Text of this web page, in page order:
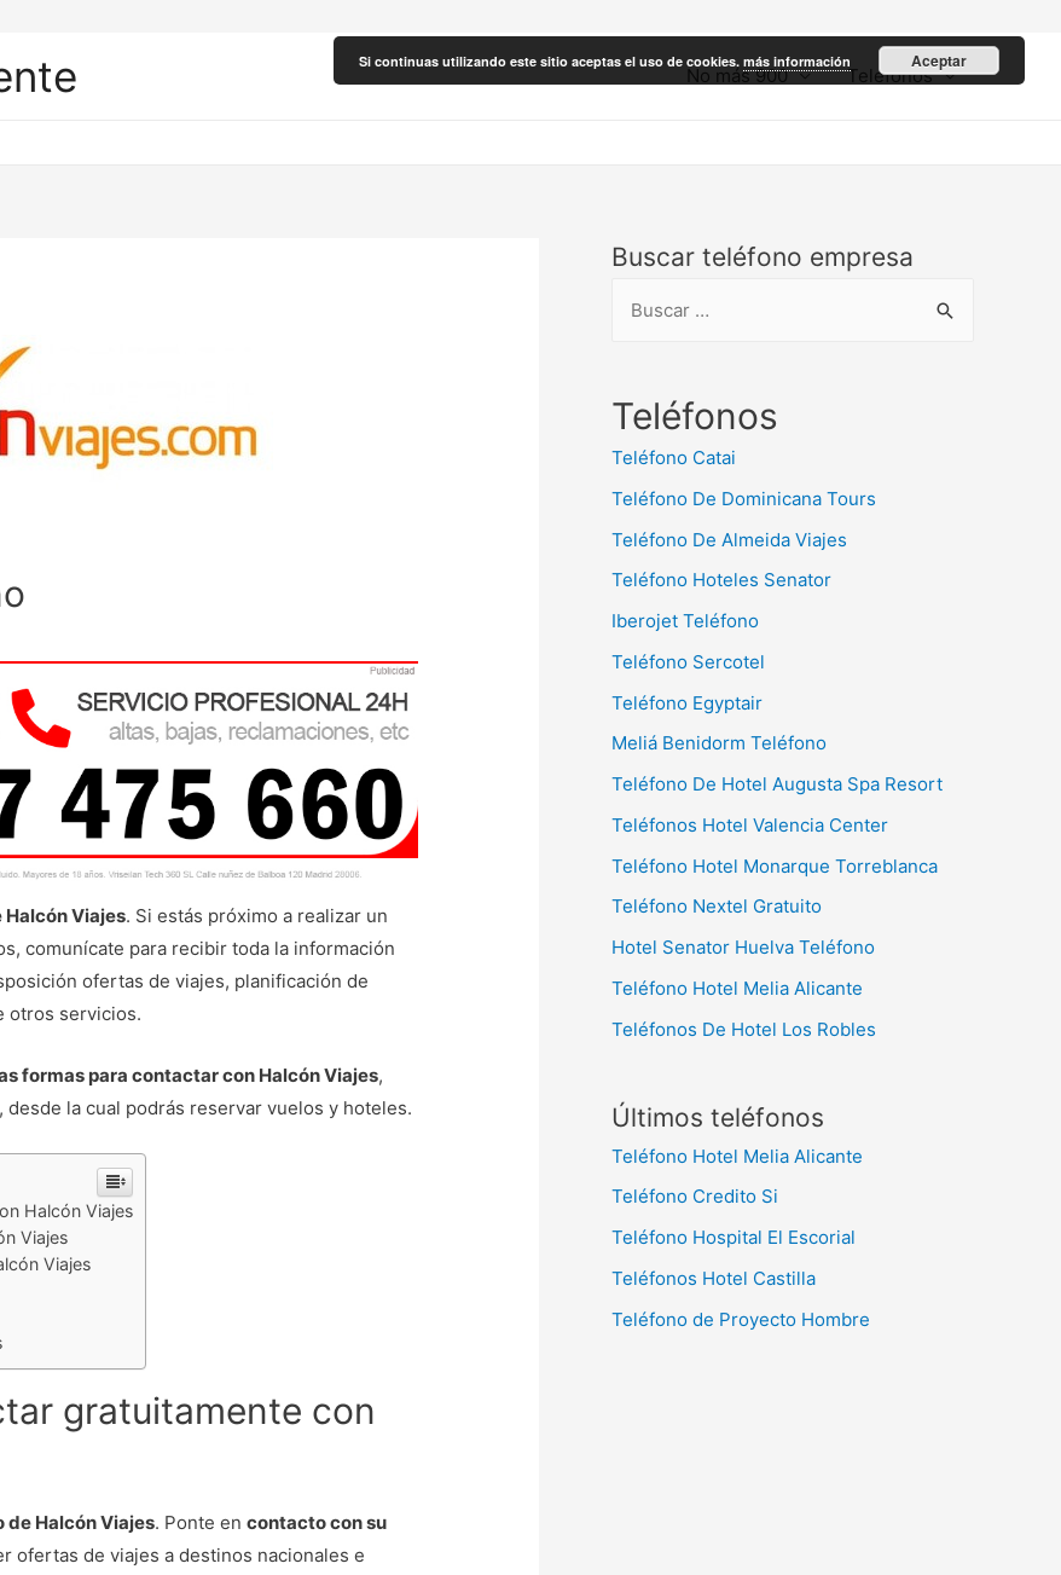
No más 900 Teléfonos
Viajes. Si estás próximo a realizar un
comunícate para recibir toda la información
ofertas de viajes, planificación de
otros servicios.
formas para contactar con Halcón Viajes,
la cual podrás reservar vuelos y hoteles.
Halcón Viajes
Viajes
Viajes
gratuitamente con
Halcón Viajes. Ponte encontacto con su
ofertas de viajes a destinos nacionales e
Buscar teléfono empresa
c
Teléfonos
Teléfono Catai
Teléfono De Dominicana Tours
Teléfono De Almeida Viajes
Teléfono Hoteles Senator
Iberojet Teléfono
Teléfono Sercotel
Teléfono Egyptair
Meliá Benidorm Teléfono
Teléfono De Hotel Augusta Spa Resort
Teléfonos Hotel Valencia Center
Teléfono Hotel Monarque Torreblanca
Teléfono Nextel Gratuito
Hotel Senator Huelva Teléfono
Teléfono Hotel Melia Alicante
Teléfonos De Hotel Los Robles
Últimos teléfonos
Teléfono Hotel Melia Alicante
Teléfono Credito Si
Teléfono Hospital El Escorial
Teléfonos Hotel Castilla
Teléfono de Proyecto Hombre
Si continuas utilizando este sitio aceptas el uso de cookies. más información Aceptar